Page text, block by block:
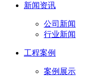
新闻资讯
公司新闻
行业新闻
工程案例
案例展示